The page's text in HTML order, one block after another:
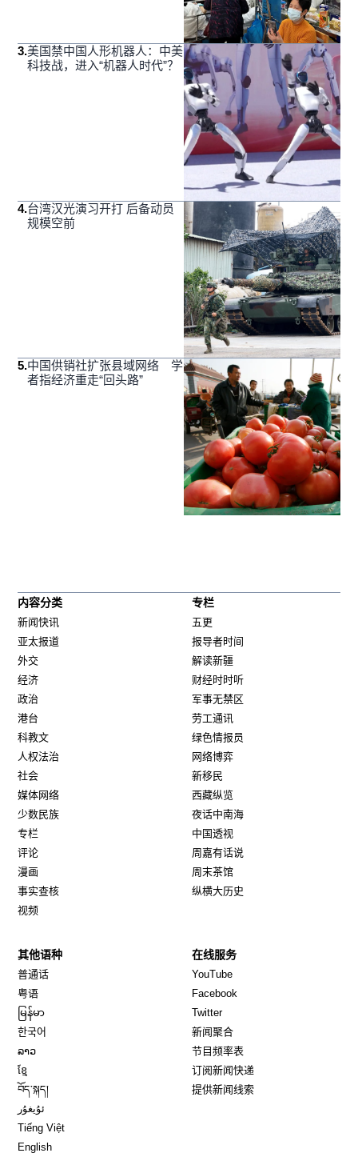
3.美国禁中国人形机器人：中美
科技战，进入“机器人时代”？
4.台湾汉光演习开打 后备动员
规模空前
5.中国供销社扩张县域网络 学
者指经济重走“回头路”
内容分类
新闻快讯
亚太报道
外交
经济
政治
港台
科教文
人权法治
社会
媒体网络
少数民族
专栏
评论
漫画
事实查核
视频
专栏
五更
报导者时间
解读新疆
财经时时听
军事无禁区
劳工通讯
绿色情报员
网络博弈
新移民
西藏纵览
夜话中南海
中国透视
周嘉有话说
周末茶馆
纵横大历史
其他语种
普通话
粤语
မြန်မာ
한국어
ລາວ
ខ្មែ
བོད་སྐད།
ئۇيغۇر
Tiếng Việt
English
在线服务
YouTube
Facebook
TwitterOpens in new window
新闻聚合
节目频率表
订阅新闻快递
提供新闻线索